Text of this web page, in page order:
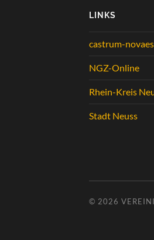
LINKS
castrum-
NGZ-Online
Rhein-Kreis
Stadt Neuss
© 2026